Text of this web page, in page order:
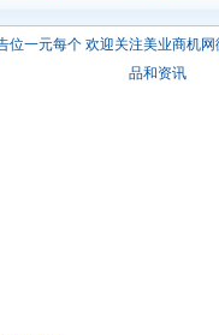
一元每个 欢迎关注美业商机
品和资讯